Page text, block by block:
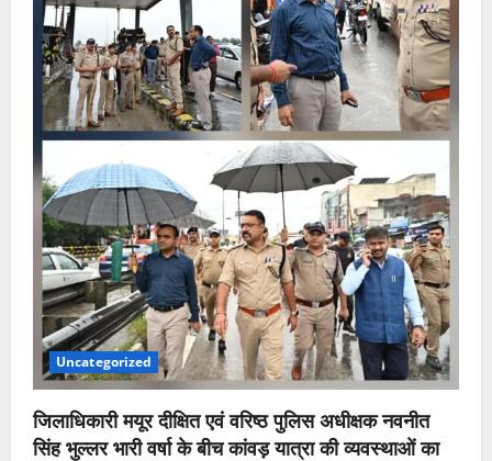
Uncategorized
जिलाधिकारी मयूर दीक्षित एवं वरिष्ठ पुलिस अधीक्षक नवनीत
सिंह भुल्लर भारी वर्षा के बीच कांवड़ यात्रा की व्यवस्थाओं का